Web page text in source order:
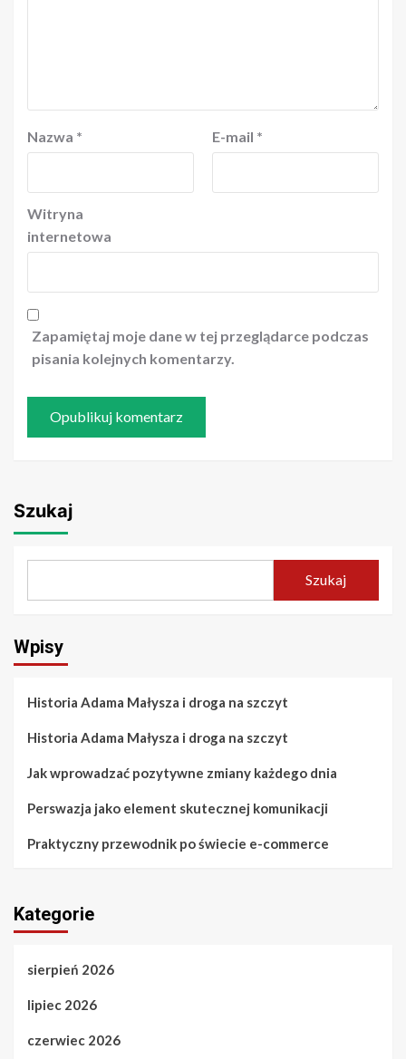
Nazwa * E-mail *
Witryna
internetowa
Zapamiętaj moje dane w tej przeglądarce podczas
pisania kolejnych komentarzy.
Szukaj
Szukaj
Wpisy
Historia Adama Małysza i droga na szczyt
Historia Adama Małysza i droga na szczyt
Jak wprowadzać pozytywne zmiany każdego dnia
Perswazja jako element skutecznej komunikacji
Praktyczny przewodnik po świecie e-commerce
Kategorie
sierpień 2026
lipiec 2026
czerwiec 2026